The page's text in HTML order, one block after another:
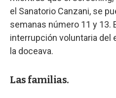
el Sanatorio Canzani, se
semanas número 11 y 13.
interrupción voluntaria del
la doceava.
Las familias.